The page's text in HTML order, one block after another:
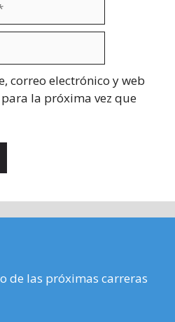
correo electrónico y web
la próxima vez que
de las próximas carreras